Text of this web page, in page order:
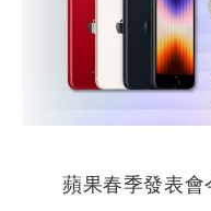
蘋果春季發表會